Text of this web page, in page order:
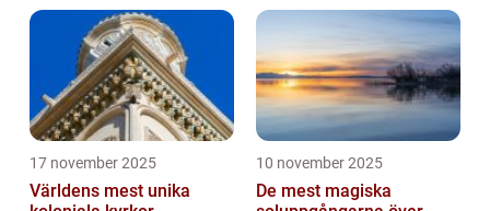
17 november 2025
Världens mest unika
10 november 2025
De mest magiska